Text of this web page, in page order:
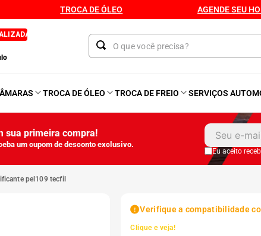
TROCA DE ÓLEO AGENDE SEU
TROCA DE ÓLEO TROCA DE FREIO SERVIÇOS
sua primeira compra!
um cupom de desconto exclusivo.
Eu aceito
pel109 tecfil
Verifique a compatibilidade
Clique e veja!
1º Kit 4 Pneu
2º Kit Pneu